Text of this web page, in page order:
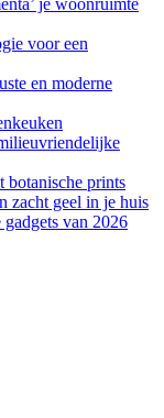
voor een
en moderne
botanische prints
zacht geel in je huis
van 2026